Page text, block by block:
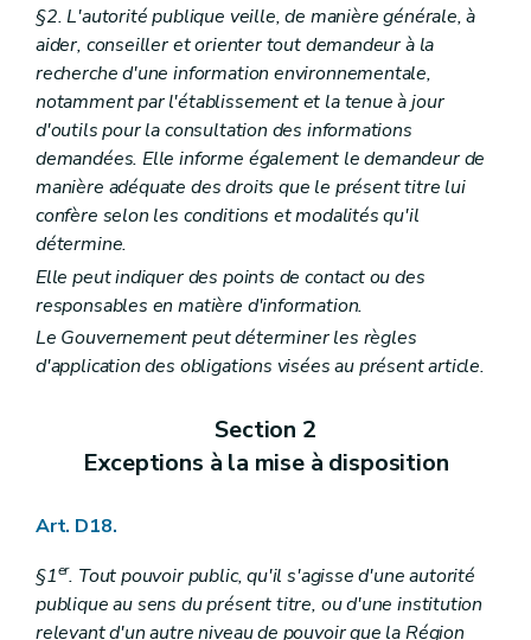
§2. L'autorité publique veille, de manière générale, à
aider, conseiller et orienter tout demandeur à la
recherche d'une information environnementale,
notamment par l'établissement et la tenue à jour
d'outils pour la consultation des informations
demandées. Elle informe également le demandeur de
manière adéquate des droits que le présent titre lui
confère selon les conditions et modalités qu'il
détermine.
Elle peut indiquer des points de contact ou des
responsables en matière d'information.
Le Gouvernement peut déterminer les règles
d'application des obligations visées au présent article.
Section 2
Exceptions à la mise à disposition
Art. D18.
§1er. Tout pouvoir public, qu'il s'agisse d'une autorité
publique au sens du présent titre, ou d'une institution
relevant d'un autre niveau de pouvoir que la Région